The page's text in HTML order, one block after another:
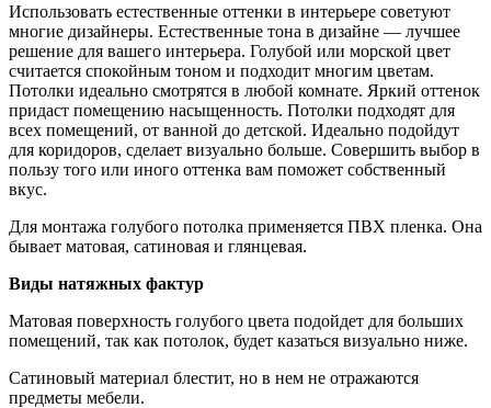
Использовать естественные оттенки в интерьере советуют
многие дизайнеры. Естественные тона в дизайне — лучшее
решение для вашего интерьера. Голубой или морской цвет
считается спокойным тоном и подходит многим цветам.
Потолки идеально смотрятся в любой комнате. Яркий оттенок
придаст помещению насыщенность. Потолки подходят для
всех помещений, от ванной до детской. Идеально подойдут
для коридоров, сделает визуально больше. Совершить выбор в
пользу того или иного оттенка вам поможет собственный
вкус.
Для монтажа голубого потолка применяется ПВХ пленка. Она
бывает матовая, сатиновая и глянцевая.
Виды натяжных фактур
Матовая поверхность голубого цвета подойдет для больших
помещений, так как потолок, будет казаться визуально ниже.
Сатиновый материал блестит, но в нем не отражаются
предметы мебели.